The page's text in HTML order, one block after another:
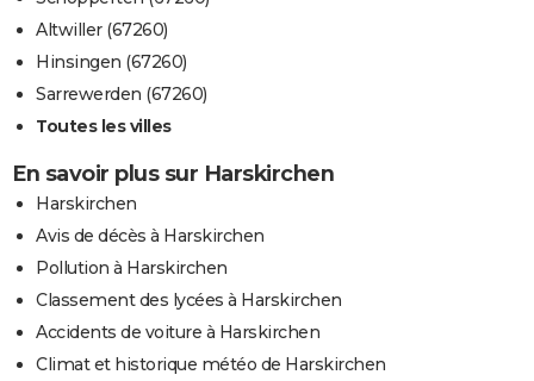
Altwiller (67260)
Hinsingen (67260)
Sarrewerden (67260)
Toutes les villes
En savoir plus sur Harskirchen
Harskirchen
Avis de décès à Harskirchen
Pollution à Harskirchen
Classement des lycées à Harskirchen
Accidents de voiture à Harskirchen
Climat et historique météo de Harskirchen